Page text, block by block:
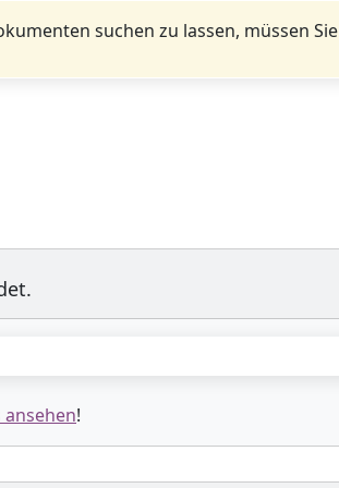
suchen zu lassen, müssen Sie
!